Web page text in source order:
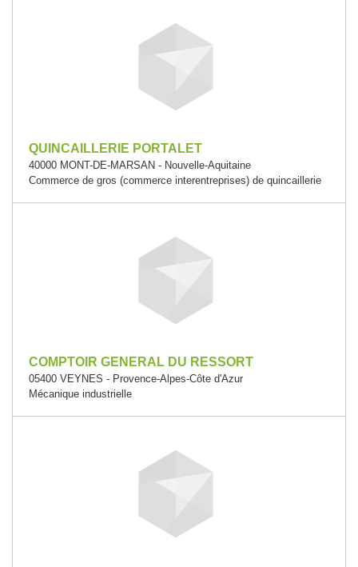
QUINCAILLERIE PORTALET
40000 MONT-DE-MARSAN - Nouvelle-Aquitaine
Commerce de gros (commerce interentreprises) de quincaillerie
COMPTOIR GENERAL DU RESSORT
05400 VEYNES - Provence-Alpes-Côte d'Azur
Mécanique industrielle